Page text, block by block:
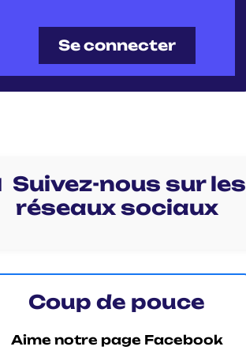
Se connecter
Suivez-nous sur les
réseaux sociaux
Coup de pouce
Aime notre page Facebook